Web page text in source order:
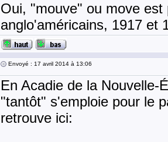
Oui, "mouve" ou move
anglo'américains, 1917 et
Envoyé : 17 avril 2014 à 13:06
En Acadie de la Nouvelle-
"tantôt" s'emploie pour le
retrouve ici: